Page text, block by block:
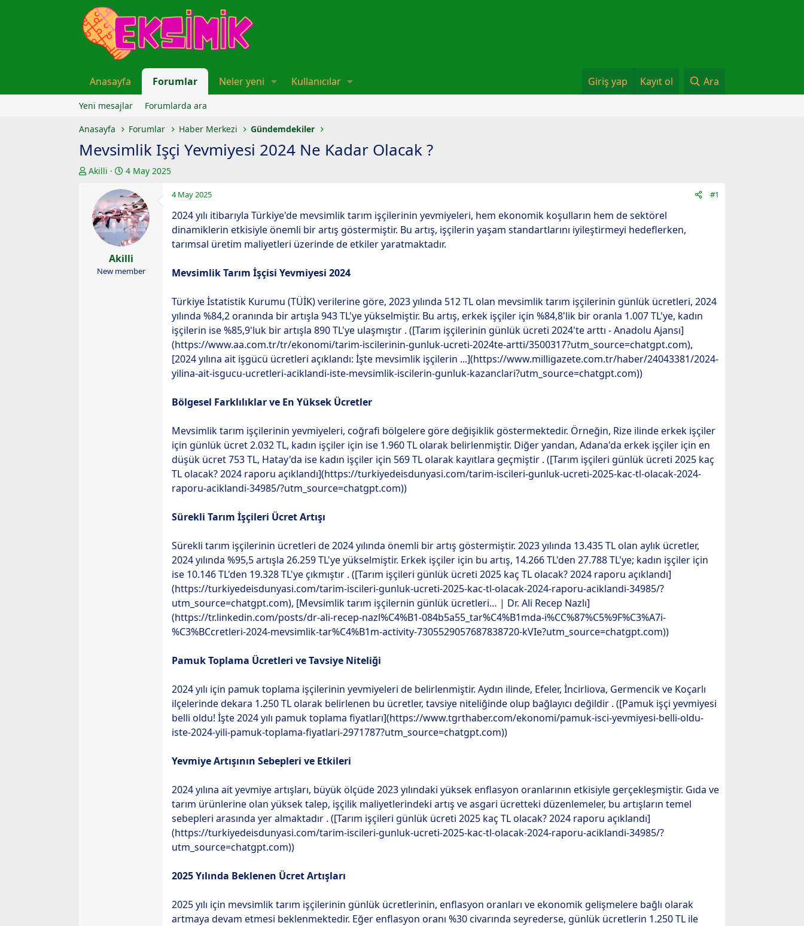
Anasayfa Forumlar Neler yeni Kullanıcılar Giriş yap Kayıt ol Ara
Yeni mesajlar Forumlarda ara
Anasayfa Forumlar Haber Merkezi Gündemdekiler
Mevsimlik Işçi Yevmiyesi 2024 Ne Kadar Olacak ?
K
Akilli
B
ş
l
a
n
g
ı
ç
4 May 2025
Akilli
New member
4 May 2025 #1
2024 yılı itibarıyla Türkiye'de mevsimlik tarım işçilerinin yevmiyeleri, hem ekonomik koşulların hem de sektörel
dinamiklerin etkisiyle önemli bir artış göstermiştir. Bu artış, işçilerin yaşam standartlarını iyileştirmeyi hedeflerken,
tarımsal üretim maliyetleri üzerinde de etkiler yaratmaktadır.
Mevsimlik Tarım İşçisi Yevmiyesi 2024
Türkiye İstatistik Kurumu (TÜİK) verilerine göre, 2023 yılında 512 TL olan mevsimlik tarım işçilerinin günlük ücretleri, 2024
yılında %84,2 oranında bir artışla 943 TL'ye yükselmiştir. Bu artış, erkek işçiler için %84,8'lik bir oranla 1.007 TL'ye, kadın
işçilerin ise %85,9'luk bir artışla 890 TL'ye ulaşmıştır . ([Tarım işçilerinin günlük ücreti 2024'te arttı - Anadolu Ajansı]
(https://www.aa.com.tr/tr/ekonomi/tarim-iscilerinin-gunluk-ucreti-2024te-artti/3500317?utm_source=chatgpt.com),
[2024 yılına ait işgücü ücretleri açıklandı: İşte mevsimlik işçilerin ...](https://www.milligazete.com.tr/haber/24043381/2024-
yilina-ait-isgucu-ucretleri-aciklandi-iste-mevsimlik-iscilerin-gunluk-kazanclari?utm_source=chatgpt.com))
Bölgesel Farklılıklar ve En Yüksek Ücretler
Mevsimlik tarım işçilerinin yevmiyeleri, coğrafi bölgelere göre değişiklik göstermektedir. Örneğin, Rize ilinde erkek işçiler
için günlük ücret 2.032 TL, kadın işçiler için ise 1.960 TL olarak belirlenmiştir. Diğer yandan, Adana'da erkek işçiler için en
düşük ücret 753 TL, Hatay'da ise kadın işçiler için 569 TL olarak kayıtlara geçmiştir . ([Tarım işçileri günlük ücreti 2025 kaç
TL olacak? 2024 raporu açıklandı](https://turkiyedeisdunyasi.com/tarim-iscileri-gunluk-ucreti-2025-kac-tl-olacak-2024-
raporu-aciklandi-34985/?utm_source=chatgpt.com))
Sürekli Tarım İşçileri Ücret Artışı
Sürekli tarım işçilerinin ücretleri de 2024 yılında önemli bir artış göstermiştir. 2023 yılında 13.435 TL olan aylık ücretler,
2024 yılında %95,5 artışla 26.259 TL'ye yükselmiştir. Erkek işçiler için bu artış, 14.266 TL'den 27.788 TL'ye; kadın işçiler için
ise 10.146 TL'den 19.328 TL'ye çıkmıştır . ([Tarım işçileri günlük ücreti 2025 kaç TL olacak? 2024 raporu açıklandı]
(https://turkiyedeisdunyasi.com/tarim-iscileri-gunluk-ucreti-2025-kac-tl-olacak-2024-raporu-aciklandi-34985/?
utm_source=chatgpt.com), [Mevsimlik tarım işçilernin günlük ücretleri… | Dr. Ali Recep Nazlı]
(https://tr.linkedin.com/posts/dr-ali-recep-nazl%C4%B1-084b5a55_tar%C4%B1mda-i%CC%87%C5%9F%C3%A7i-
%C3%BCcretleri-2024-mevsimlik-tar%C4%B1m-activity-7305529057687838720-kVIe?utm_source=chatgpt.com))
Pamuk Toplama Ücretleri ve Tavsiye Niteliği
2024 yılı için pamuk toplama işçilerinin yevmiyeleri de belirlenmiştir. Aydın ilinde, Efeler, İncirliova, Germencik ve Koçarlı
ilçelerinde dekara 1.250 TL olarak belirlenen bu ücretler, tavsiye niteliğinde olup bağlayıcı değildir . ([Pamuk işçi yevmiyesi
belli oldu! İşte 2024 yılı pamuk toplama fiyatları](https://www.tgrthaber.com/ekonomi/pamuk-isci-yevmiyesi-belli-oldu-
iste-2024-yili-pamuk-toplama-fiyatlari-2971787?utm_source=chatgpt.com))
Yevmiye Artışının Sebepleri ve Etkileri
2024 yılına ait yevmiye artışları, büyük ölçüde 2023 yılındaki yüksek enflasyon oranlarının etkisiyle gerçekleşmiştir. Gıda ve
tarım ürünlerine olan yüksek talep, işçilik maliyetlerindeki artış ve asgari ücretteki düzenlemeler, bu artışların temel
sebepleri arasında yer almaktadır . ([Tarım işçileri günlük ücreti 2025 kaç TL olacak? 2024 raporu açıklandı]
(https://turkiyedeisdunyasi.com/tarim-iscileri-gunluk-ucreti-2025-kac-tl-olacak-2024-raporu-aciklandi-34985/?
utm_source=chatgpt.com))
2025 Yılında Beklenen Ücret Artışları
2025 yılı için mevsimlik tarım işçilerinin günlük ücretlerinin, enflasyon oranları ve ekonomik gelişmelere bağlı olarak
artmaya devam etmesi beklenmektedir. Eğer enflasyon oranı %30 civarında seyrederse, günlük ücretlerin 1.250 TL ile